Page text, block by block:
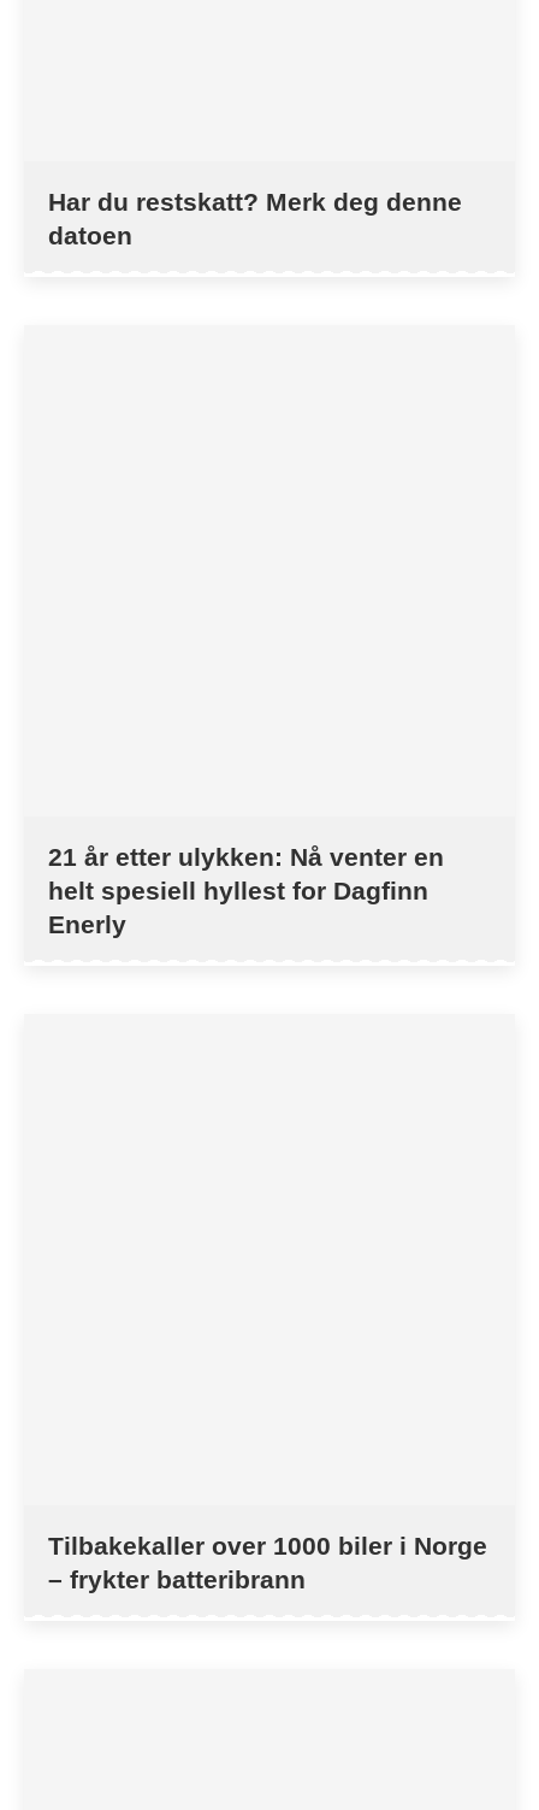
Har du restskatt? Merk deg denne
datoen
21 år etter ulykken: Nå venter en
helt spesiell hyllest for Dagfinn
Enerly
Tilbakekaller over 1000 biler i Norge
– frykter batteribrann